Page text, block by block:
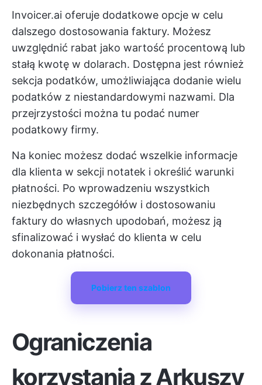
Invoicer.ai oferuje dodatkowe opcje w celu
dalszego dostosowania faktury. Możesz
uwzględnić rabat jako wartość procentową lub
stałą kwotę w dolarach. Dostępna jest również
sekcja podatków, umożliwiająca dodanie wielu
podatków z niestandardowymi nazwami. Dla
przejrzystości można tu podać numer
podatkowy firmy.
Na koniec możesz dodać wszelkie informacje
dla klienta w sekcji notatek i określić warunki
płatności. Po wprowadzeniu wszystkich
niezbędnych szczegółów i dostosowaniu
faktury do własnych upodobań, możesz ją
sfinalizować i wysłać do klienta w celu
dokonania płatności.
Pobierz ten szablon
Ograniczenia
korzystania z Arkuszy